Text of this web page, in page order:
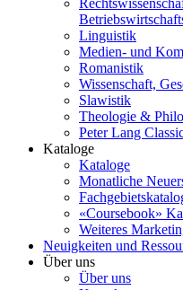
Linguistik
Medien- und
Romanistik
Wissenschaft,
Slawistik
Theologie &
Peter Lang
Kataloge
Kataloge
Monatliche
«Coursebook»
Weiteres
Neuigkeiten und
Über uns
Über uns